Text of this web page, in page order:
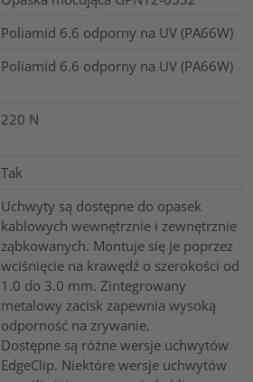
Poliamid 6.6 odporny na UV (PA66W)
Poliamid 6.6 odporny na UV (PA66W)
220 N
Tak
Uchwyty są dostępne do opasek
kablowych wewnętrznie i zewnętrznie
ząbkowanych. Montuje się je poprzez
wciśnięcie na krawędź o szerokości od
1.0 do 3.0 mm. Zintegrowany
metalowy zacisk zapewnia wysoką
odporność na zrywanie.
Dostępne są różne wersje uchwytów
EdgeClip. Niektóre wersje uchwytów